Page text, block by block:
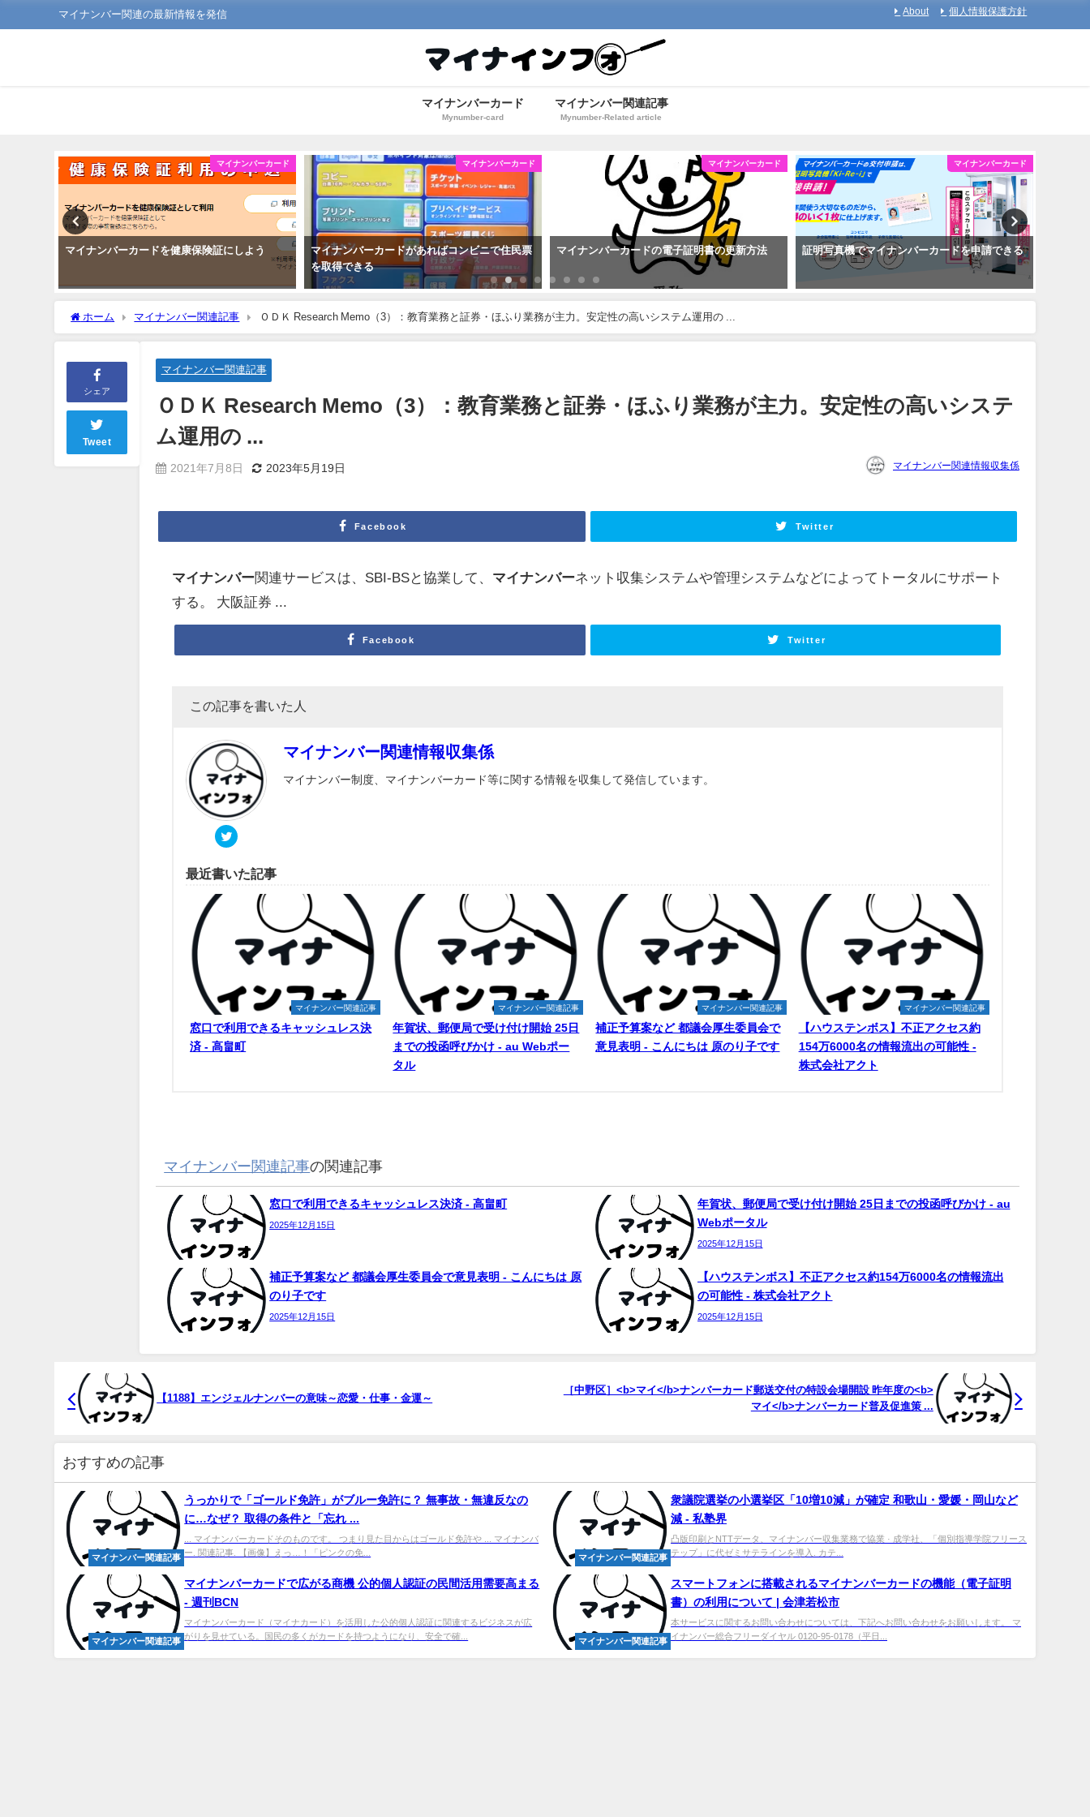
マイナンバー関連の最新情報を発信 About 個人情報保護方針
マイナンバーカード
Mynumber-card
マイナンバー関連記事
Mynumber-Related article
マイナンバーカード
マイナンバーカードを健康保険証にしよう
マイナンバーカード
マイナンバーカードがあればコンビニで住民票
を取得できる
マイナンバーカード
マイナンバーカードの電子証明書の更新方法
マイナンバーカード
証明写真機でマイナンバーカードを申請できる
ホーム マイナンバー関連記事 ＯＤＫ Research Memo（3）：教育業務と証券・ほふり業務が主力。安定性の高いシステム運用の ...
シェア
Tweet
マイナンバー関連記事
ＯＤＫ Research Memo（3）：教育業務と証券・ほふり業務が主力。安定性の高いシステ
ム運用の ...
2021年7月8日 2023年5月19日 マイナンバー関連情報収集係
Facebook Twitter
マイナンバー関連サービスは、SBI-BSと協業して、 マイナンバーネット収集システムや管理システムなどによってトータルにサポート
する。 大阪証券 ...
Facebook Twitter
この記事を書いた人
マイナンバー関連情報収集係
マイナンバー制度、マイナンバーカード等に関する情報を収集して発信しています。
最近書いた記事
マイナンバー関連記事
窓口で利用できるキャッシュレス決
済 - 高畠町
マイナンバー関連記事
年賀状、郵便局で受け付け開始 25日
までの投函呼びかけ - au Webポー
タル
マイナンバー関連記事
補正予算案など 都議会厚生委員会で
意見表明 - こんにちは 原のり子です
マイナンバー関連記事
【ハウステンボス】不正アクセス約
154万6000名の情報流出の可能性 -
株式会社アクト
マイナンバー関連記事の関連記事
窓口で利用できるキャッシュレス決済 - 高畠町
2025年12月15日
年賀状、郵便局で受け付け開始 25日までの投函呼びかけ - au
Webポータル
2025年12月15日
補正予算案など 都議会厚生委員会で意見表明 - こんにちは 原
のり子です
2025年12月15日
【ハウステンボス】不正アクセス約154万6000名の情報流出
の可能性 - 株式会社アクト
2025年12月15日
【1188】エンジェルナンバーの意味～恋愛・仕事・金運～
［中野区］<b>マイ</b>ナンバーカード郵送交付の特設会場開設 昨年度の<b>
マイ</b>ナンバーカード普及促進策 ...
おすすめの記事
マイナンバー関連記事
うっかりで「ゴールド免許」がブルー免許に？ 無事故・無違反なの
に…なぜ？ 取得の条件と「忘れ ...
... マイナンバーカードそのものです。 つまり見た目からはゴールド免許や ... マイナンバ
ー. 関連記事. 【画像】えっ…！「ピンクの免...
マイナンバー関連記事
衆議院選挙の小選挙区「10増10減」が確定 和歌山・愛媛・岡山など
減 - 私塾界
凸版印刷とNTTデータ、マイナンバー収集業務で協業 · 成学社、「個別指導学院フリース
テップ」に代ゼミサテラインを導入. カテ...
マイナンバー関連記事
マイナンバーカードで広がる商機 公的個人認証の民間活用需要高まる
- 週刊BCN
マイナンバーカード（マイナカード）を活用した公的個人認証に関連するビジネスが広
がりを見せている。国民の多くがカードを持つようになり、安全で確...
マイナンバー関連記事
スマートフォンに搭載されるマイナンバーカードの機能（電子証明
書）の利用について | 会津若松市
本サービスに関するお問い合わせについては、下記へお問い合わせをお願いします。 マ
イナンバー総合フリーダイヤル 0120-95-0178（平日...